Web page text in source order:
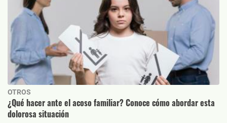
OTROS
¿Qué hacer ante el acoso familiar? Conoce cómo abordar esta
dolorosa situación